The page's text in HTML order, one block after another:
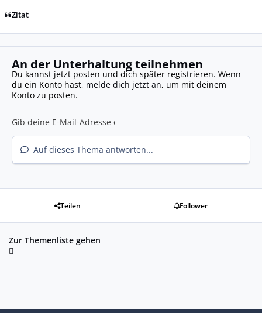
Zitat
An der Unterhaltung teilnehmen
Du kannst jetzt posten und dich später registrieren. Wenn
du ein Konto hast, melde dich jetzt an, um mit deinem
Konto zu posten.
Auf dieses Thema antworten...
Teilen Follower
Zur Themenliste gehen